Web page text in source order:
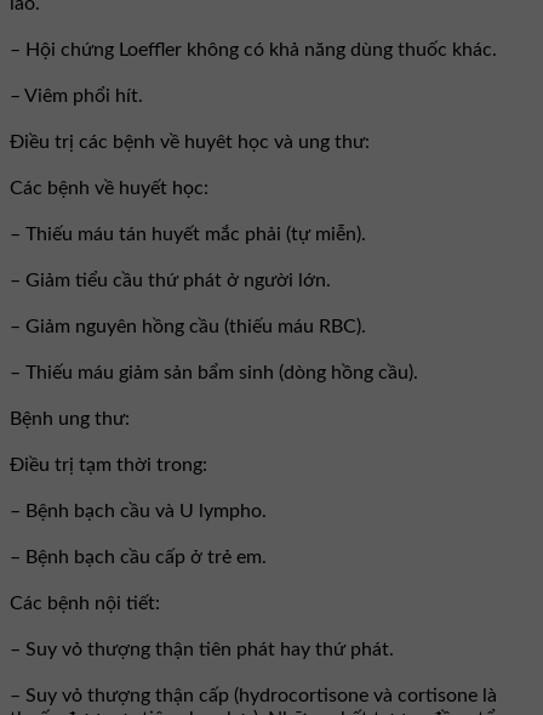
lao.
– Hội chứng Loeffler không có khả năng dùng thuốc khác.
– Viêm phổi hít.
Ðiều trị các bệnh về huyêt học và ung thư:
Các bệnh về huyết học:
– Thiếu máu tán huyết mắc phải (tự miễn).
– Giảm tiểu cầu thứ phát ở người lớn.
– Giảm nguyên hồng cầu (thiếu máu RBC).
– Thiếu máu giảm sản bẩm sinh (dòng hồng cầu).
Bệnh ung thư:
Ðiều trị tạm thời trong:
– Bệnh bạch cầu và U lympho.
– Bệnh bạch cầu cấp ở trẻ em.
Các bệnh nội tiết:
– Suy vỏ thượng thận tiên phát hay thứ phát.
– Suy vỏ thượng thận cấp (hydrocortisone và cortisone là